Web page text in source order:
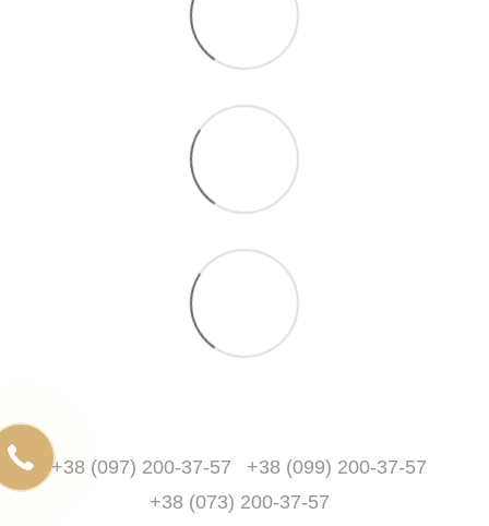
+38 (097) 200-37-57
+38 (099) 200-37-57
+38 (073) 200-37-57